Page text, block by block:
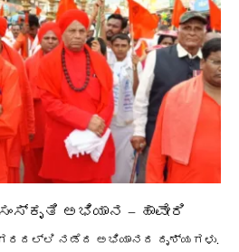
ಅಭಿಯಾನ – ಹಾವೇರಿ
ನಗರದಲ್ಲಿ ನಡೆದ ಅಭಿಯಾನದ ದೃಶ್ಯಗಳು.